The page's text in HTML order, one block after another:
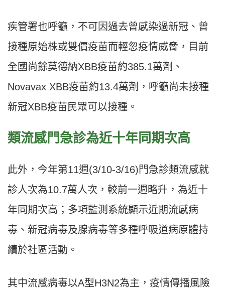
疾管署也呼籲，不可因過去曾感染過新冠、曾
接種原始株或雙價疫苗而輕忽疫情威脅，目前
全國尚餘莫德納XBB疫苗約385.1萬劑、
Novavax XBB疫苗約13.4萬劑，呼籲尚未接種
新冠XBB疫苗民眾可以接種。
類流感門急診為近十年同期次高
此外，今年第11週(3/10-3/16)門急診類流感就
診人次為10.7萬人次，較前一週略升，為近十
年同期次高；多項監測系統顯示近期流感病
毒、新冠病毒及腺病毒等多種呼吸道病原體持
續於社區活動。
其中流感病毒以A型H3N2為主，疫情傳播風險